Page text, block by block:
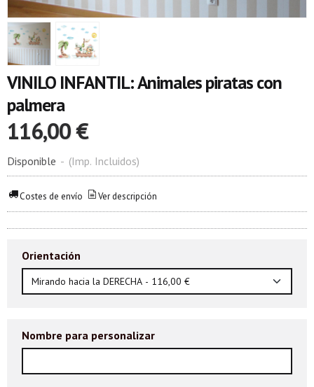
VINILO INFANTIL: Animales piratas con
palmera
116,00 €
Disponible - (Imp. Incluidos)
Costes de envío Ver descripción
Orientación
Nombre para personalizar